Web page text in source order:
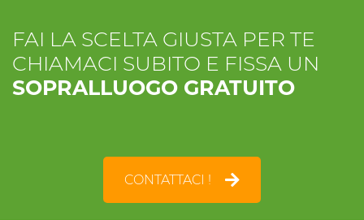
FAI LA SCELTA GIUSTA PER TE
CHIAMACI SUBITO E FISSA UN
SOPRALLUOGO GRATUITO
CONTATTACI !